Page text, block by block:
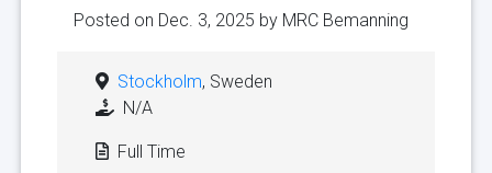
Posted on Dec. 3, 2025 by MRC Bemanning
Stockholm, Sweden
N/A
Full Time